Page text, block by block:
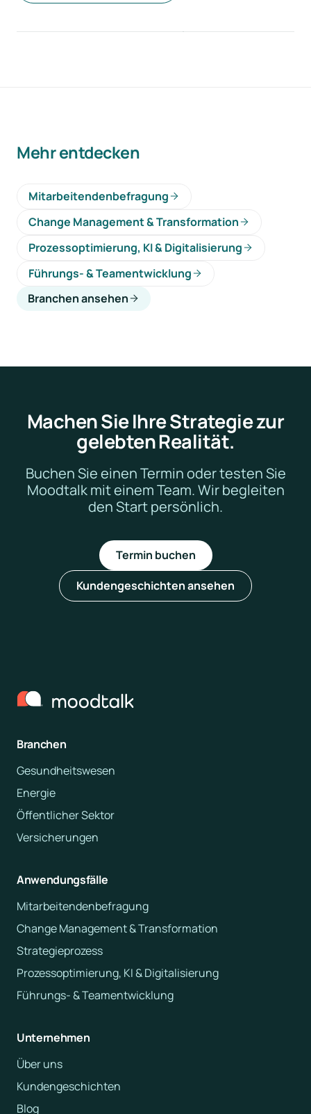
Mehr entdecken
Mitarbeitendenbefragung
Change Management & Transformation
Prozessoptimierung, KI & Digitalisierung
Führungs- & Teamentwicklung
Branchen ansehen
Machen Sie Ihre Strategie zur
gelebten Realität.
Buchen Sie einen Termin oder testen Sie
Moodtalk mit einem Team. Wir begleiten
den Start persönlich.
Termin buchen
Kundengeschichten ansehen
Branchen
Gesundheitswesen
Energie
Öffentlicher Sektor
Versicherungen
Anwendungsfälle
Mitarbeitendenbefragung
Change Management & Transformation
Strategieprozess
Prozessoptimierung, KI & Digitalisierung
Führungs- & Teamentwicklung
Unternehmen
Über uns
Kundengeschichten
Blog